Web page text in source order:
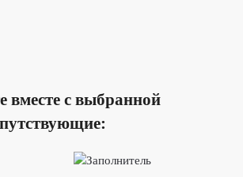
вместе с выбранной